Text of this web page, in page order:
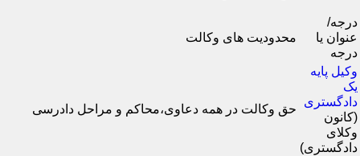
درجه/
عنوان یا
درجه
محدودیت های وکالت
وکیل پایه
یک
دادگستری
(کانون
وکلای
دادگستری)
حق وکالت در همه دعاوی،محاکم و مراحل دادرسی